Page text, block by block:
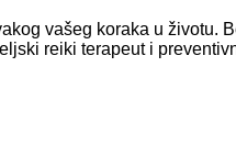
vašeg koraka u životu.
reiki terapeut i